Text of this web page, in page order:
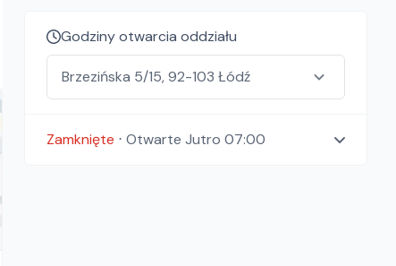
Godziny otwarcia oddziału
Zamknięte ⋅ Otwarte Jutro 07:00
Łódź, Dzierżążno